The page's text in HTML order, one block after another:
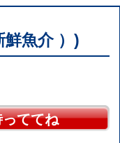
鮮魚介 ）)
ててね